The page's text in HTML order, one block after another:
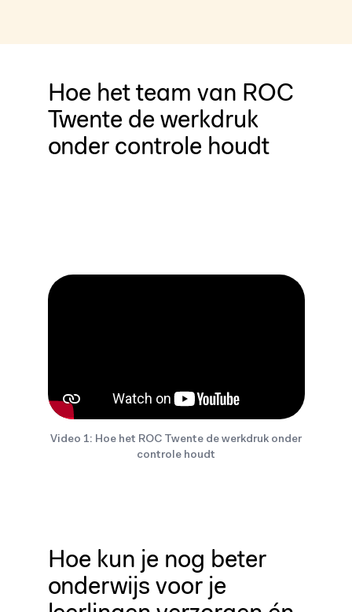
Hoe het team van ROC
Twente de werkdruk
onder controle houdt
Video 1: Hoe het ROC Twente de werkdruk onder
controle houdt
Hoe kun je nog beter
onderwijs voor je